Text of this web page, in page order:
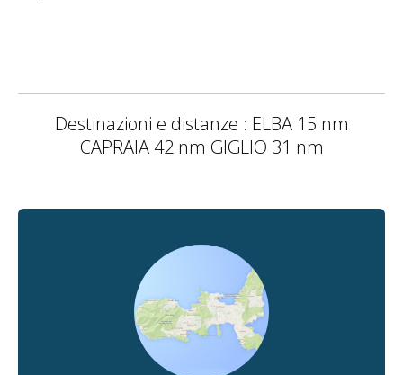
Destinazioni e distanze : ELBA 15 nm
CAPRAIA 42 nm GIGLIO 31 nm